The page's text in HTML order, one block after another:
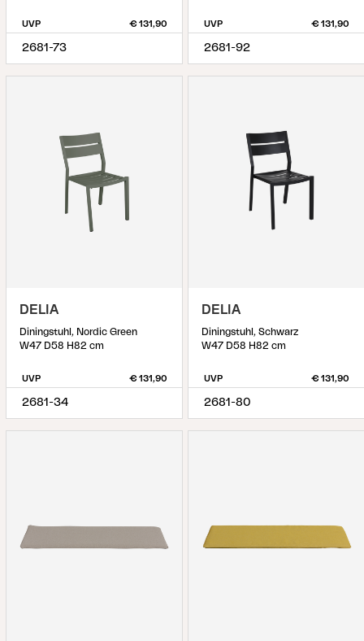
UVP € 131,90
2681-73
UVP € 131,90
2681-92
DELIA
Diningstuhl, Nordic Green
W47 D58 H82 cm
UVP € 131,90
2681-34
DELIA
Diningstuhl, Schwarz
W47 D58 H82 cm
UVP € 131,90
2681-80